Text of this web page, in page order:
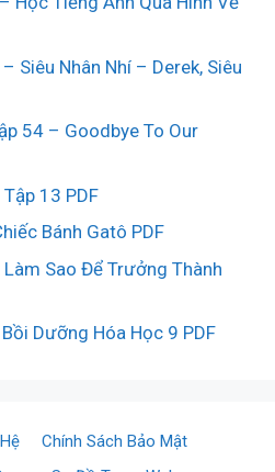
Siêu Nhân Nhí – Derek, Siêu
54 – Goodbye To Our
13 PDF
Bánh Gatô PDF
Sao Để Trưởng Thành
Dưỡng Hóa Học 9 PDF
Chính Sách Bảo Mật